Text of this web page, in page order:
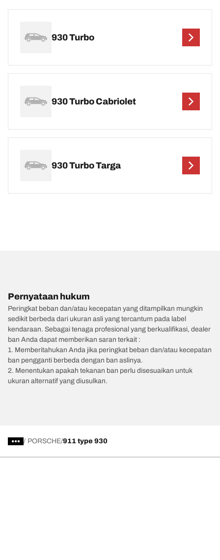
930 Turbo
930 Turbo Cabriolet
930 Turbo Targa
Pernyataan hukum
Peringkat beban dan/atau kecepatan yang ditampilkan mungkin
sedikit berbeda dari ukuran asli yang tercantum pada label
kendaraan. Sebagai tenaga profesional yang berkualifikasi, dealer
ban Anda dapat memberikan saran terkait :
1. Memberitahukan Anda jika peringkat beban dan/atau kecepatan
ban pengganti berbeda dengan ban aslinya.
2. Menentukan apakah tekanan ban perlu disesuaikan untuk
ukuran alternatif yang diusulkan.
/ PORSCHE 911 type 930